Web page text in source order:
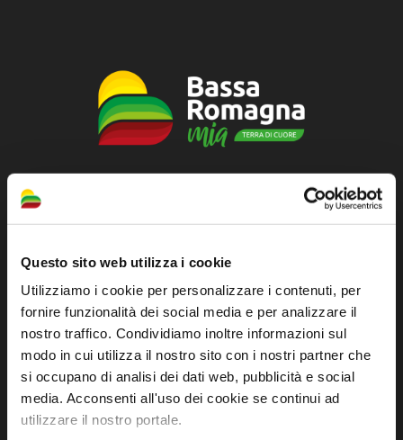
Questo sito web utilizza i cookie
Utilizziamo i cookie per personalizzare i contenuti, per
fornire funzionalità dei social media e per analizzare il
nostro traffico. Condividiamo inoltre informazioni sul
modo in cui utilizza il nostro sito con i nostri partner che
si occupano di analisi dei dati web, pubblicità e social
media. Acconsenti all'uso dei cookie se continui ad
utilizzare il nostro portale.
Sito ufficiale di informazione turistica
Piazza della Libertà, 13
48012 Bagnacavallo (RA)
Tel. +39 0545 280898
turismo@unione.labassaromagna.it
P.IVA e Cod. Fiscale 02291370399
P.E.C. pg.unione.labassaromagna.it@legalmail.it